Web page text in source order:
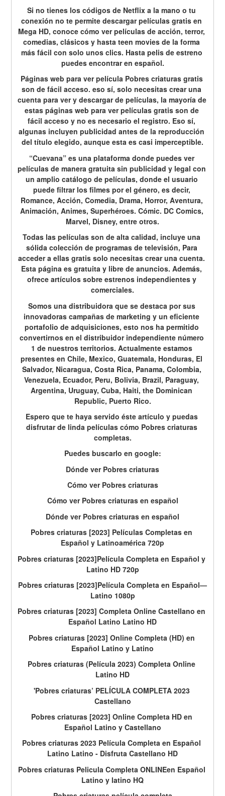
Si no tienes los códigos de Netflix a la mano o tu
conexión no te permite descargar películas gratis en
Mega HD, conoce cómo ver películas de acción, terror,
comedias, clásicos y hasta teen movies de la forma
más fácil con solo unos clics. Hasta pelis de estreno
puedes encontrar en español.
Páginas web para ver película Pobres criaturas gratis
son de fácil acceso. eso sí, solo necesitas crear una
cuenta para ver y descargar de películas, la mayoría de
estas páginas web para ver películas gratis son de
fácil acceso y no es necesario el registro. Eso sí,
algunas incluyen publicidad antes de la reproducción
del título elegido, aunque esta es casi imperceptible.
“Cuevana” es una plataforma donde puedes ver
películas de manera gratuita sin publicidad y legal con
un amplio catálogo de películas, donde el usuario
puede filtrar los filmes por el género, es decir,
Romance, Acción, Comedia, Drama, Horror, Aventura,
Animación, Animes, Superhéroes. Cómic. DC Comics,
Marvel, Disney, entre otros.
Todas las películas son de alta calidad, incluye una
sólida colección de programas de televisión, Para
acceder a ellas gratis solo necesitas crear una cuenta.
Esta página es gratuita y libre de anuncios. Además,
ofrece artículos sobre estrenos independientes y
comerciales.
Somos una distribuidora que se destaca por sus
innovadoras campañas de marketing y un eficiente
portafolio de adquisiciones, esto nos ha permitido
convertirnos en el distribuidor independiente número
1 de nuestros territorios. Actualmente estamos
presentes en Chile, Mexico, Guatemala, Honduras, El
Salvador, Nicaragua, Costa Rica, Panama, Colombia,
Venezuela, Ecuador, Peru, Bolivia, Brazil, Paraguay,
Argentina, Uruguay, Cuba, Haiti, the Dominican
Republic, Puerto Rico.
Espero que te haya servido éste artículo y puedas
disfrutar de linda películas cómo Pobres criaturas
completas.
Puedes buscarlo en google:
Dónde ver Pobres criaturas
Cómo ver Pobres criaturas
Cómo ver Pobres criaturas en español
Dónde ver Pobres criaturas en español
Pobres criaturas [2023] Películas Completas en
Español y Latinoamérica 720p
Pobres criaturas [2023]Película Completa en Español y
Latino HD 720p
Pobres criaturas [2023]Película Completa en Español—
Latino 1080p
Pobres criaturas [2023] Completa Online Castellano en
Español Latino Latino HD
Pobres criaturas [2023] Online Completa (HD) en
Español Latino y Latino
Pobres criaturas (Película 2023) Completa Online
Latino HD
'Pobres criaturas’ PELÍCULA COMPLETA 2023
Castellano
Pobres criaturas [2023] Online Completa HD en
Español Latino y Castellano
Pobres criaturas 2023 Película Completa en Español
Latino Latino - Disfruta Castellano HD
Pobres criaturas Pelicula Completa ONLINEen Español
Latino y latino HQ